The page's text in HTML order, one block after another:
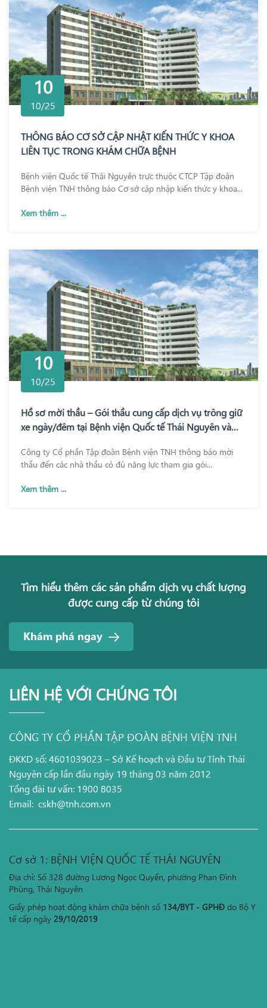
10
10/25
THÔNG BÁO CƠ SỞ CẬP NHẬT KIẾN THỨC Y KHOA
LIÊN TỤC TRONG KHÁM CHỮA BỆNH
Bệnh viện Quốc tế Thái Nguyên trực thuộc CTCP Tập đoàn
Bệnh viện TNH thông báo Cơ sở cập nhập kiến thức y khoa...
Xem thêm ...
10
10/25
Hồ sơ mời thầu – Gói thầu cung cấp dịch vụ trông giữ
xe ngày/đêm tại Bệnh viện Quốc tế Thái Nguyên và
Công ty Cổ phần Tập đoàn Bệnh viện TNH thông báo mời
thầu đến các nhà thầu có đủ năng lực tham gia gói...
Xem thêm ...
Tìm hiểu thêm các sản phẩm dịch vụ chất lượng
được cung cấp từ chúng tôi
Khám phá ngay
LIÊN HỆ VỚI CHÚNG TÔI
CÔNG TY CỔ PHẦN TẬP ĐOÀN BỆNH VIỆN TNH
ĐKKD số: 4601039023 – Sở Kế hoạch và Đầu tư Tỉnh Thái
Nguyên cấp lần đầu ngày 19 tháng 03 năm 2012
Tổng đài tư vấn: 1900 8035
Email: cskh@tnh.com.vn
Cơ sở 1: BỆNH VIỆN QUỐC TẾ THÁI NGUYÊN
Địa chỉ: Số 328 đường Lương Ngọc Quyến, phường Phan Đình
Phùng, Thái Nguyên
Giấy phép hoạt động khám chữa bệnh số 134/BYT - GPHĐ do Bộ Y
tế cấp ngày 29/10/2019